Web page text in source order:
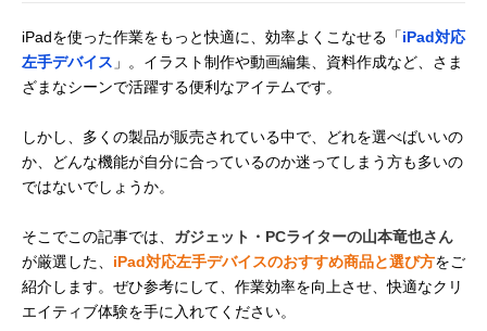
iPadを使った作業をもっと快適に、効率よくこなせる「iPad対応
左手デバイス 」。イラスト制作や動画編集、資料作成など、さま
ざまなシーンで活躍する便利なアイテムです。
しかし、多くの製品が販売されている中で、どれを選べばいいの
か、どんな機能が自分に合っているのか迷ってしまう方も多いの
ではないでしょうか。
そこでこの記事では、 ガジェット・PCライターの山本竜也さん
が厳選した、 iPad対応左手デバイスのおすすめ商品と選び方をご
紹介します。ぜひ参考にして、作業効率を向上させ、快適なクリ
エイティブ体験を手に入れてください。